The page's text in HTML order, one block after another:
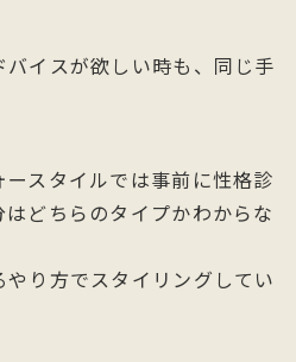
イスが欲しい時も、同じ手
ースタイルでは事前に性格診
どちらのタイプかわからな
り方でスタイリングしてい